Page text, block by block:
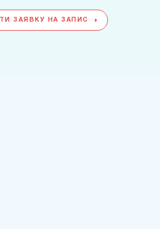
ЗАЯВКУ НА ЗАПИС